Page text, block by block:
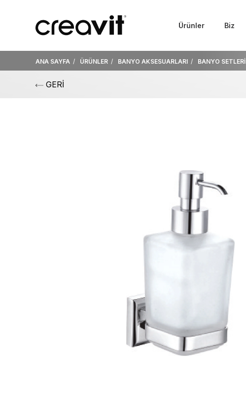
Ürünler Biz
ANA SAYFA ÜRÜNLER BANYO AKSESUARLARI BANYO SETLERİ
GERİ